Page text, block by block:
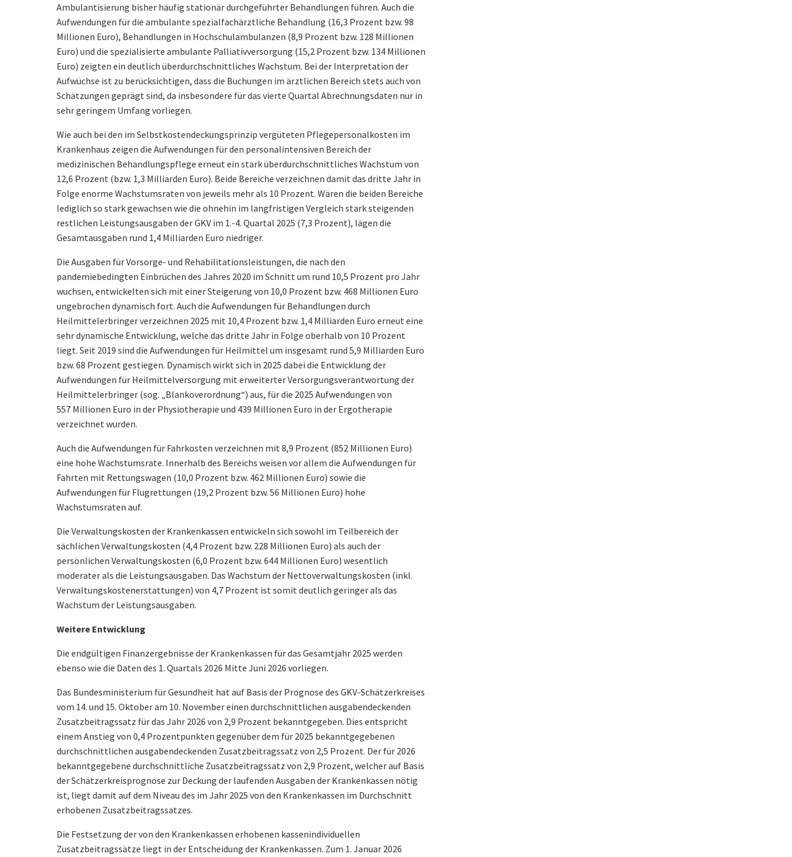
Ambulantisierung bisher häufig stationär durchgeführter Behandlungen führen. Auch die
Aufwendungen für die ambulante spezialfachärztliche Behandlung (16,3 Prozent bzw. 98
Millionen Euro), Behandlungen in Hochschulambulanzen (8,9 Prozent bzw. 128 Millionen
Euro) und die spezialisierte ambulante Palliativversorgung (15,2 Prozent bzw. 134 Millionen
Euro) zeigten ein deutlich überdurchschnittliches Wachstum. Bei der Interpretation der
Aufwüchse ist zu berücksichtigen, dass die Buchungen im ärztlichen Bereich stets auch von
Schätzungen geprägt sind, da insbesondere für das vierte Quartal Abrechnungsdaten nur in
sehr geringem Umfang vorliegen.
Wie auch bei den im Selbstkostendeckungsprinzip vergüteten Pflegepersonalkosten im
Krankenhaus zeigen die Aufwendungen für den personalintensiven Bereich der
medizinischen Behandlungspflege erneut ein stark überdurchschnittliches Wachstum von
12,6 Prozent (bzw. 1,3 Milliarden Euro). Beide Bereiche verzeichnen damit das dritte Jahr in
Folge enorme Wachstumsraten von jeweils mehr als 10 Prozent. Wären die beiden Bereiche
lediglich so stark gewachsen wie die ohnehin im langfristigen Vergleich stark steigenden
restlichen Leistungsausgaben der GKV im 1.-4. Quartal 2025 (7,3 Prozent), lägen die
Gesamtausgaben rund 1,4 Milliarden Euro niedriger.
Die Ausgaben für Vorsorge- und Rehabilitationsleistungen, die nach den
pandemiebedingten Einbrüchen des Jahres 2020 im Schnitt um rund 10,5 Prozent pro Jahr
wuchsen, entwickelten sich mit einer Steigerung von 10,0 Prozent bzw. 468 Millionen Euro
ungebrochen dynamisch fort. Auch die Aufwendungen für Behandlungen durch
Heilmittelerbringer verzeichnen 2025 mit 10,4 Prozent bzw. 1,4 Milliarden Euro erneut eine
sehr dynamische Entwicklung, welche das dritte Jahr in Folge oberhalb von 10 Prozent
liegt. Seit 2019 sind die Aufwendungen für Heilmittel um insgesamt rund 5,9 Milliarden Euro
bzw. 68 Prozent gestiegen. Dynamisch wirkt sich in 2025 dabei die Entwicklung der
Aufwendungen für Heilmittelversorgung mit erweiterter Versorgungsverantwortung der
Heilmittelerbringer (sog. „Blankoverordnung“) aus, für die 2025 Aufwendungen von
557 Millionen Euro in der Physiotherapie und 439 Millionen Euro in der Ergotherapie
verzeichnet wurden.
Auch die Aufwendungen für Fahrkosten verzeichnen mit 8,9 Prozent (852 Millionen Euro)
eine hohe Wachstumsrate. Innerhalb des Bereichs weisen vor allem die Aufwendungen für
Fahrten mit Rettungswagen (10,0 Prozent bzw. 462 Millionen Euro) sowie die
Aufwendungen für Flugrettungen (19,2 Prozent bzw. 56 Millionen Euro) hohe
Wachstumsraten auf.
Die Verwaltungskosten der Krankenkassen entwickeln sich sowohl im Teilbereich der
sächlichen Verwaltungskosten (4,4 Prozent bzw. 228 Millionen Euro) als auch der
persönlichen Verwaltungskosten (6,0 Prozent bzw. 644 Millionen Euro) wesentlich
moderater als die Leistungsausgaben. Das Wachstum der Nettoverwaltungskosten (inkl.
Verwaltungskostenerstattungen) von 4,7 Prozent ist somit deutlich geringer als das
Wachstum der Leistungsausgaben.
Weitere Entwicklung
Die endgültigen Finanzergebnisse der Krankenkassen für das Gesamtjahr 2025 werden
ebenso wie die Daten des 1. Quartals 2026 Mitte Juni 2026 vorliegen.
Das Bundesministerium für Gesundheit hat auf Basis der Prognose des GKV-Schätzerkreises
vom 14. und 15. Oktober am 10. November einen durchschnittlichen ausgabendeckenden
Zusatzbeitragssatz für das Jahr 2026 von 2,9 Prozent bekanntgegeben. Dies entspricht
einem Anstieg von 0,4 Prozentpunkten gegenüber dem für 2025 bekanntgegebenen
durchschnittlichen ausgabendeckenden Zusatzbeitragssatz von 2,5 Prozent. Der für 2026
bekanntgegebene durchschnittliche Zusatzbeitragssatz von 2,9 Prozent, welcher auf Basis
der Schätzerkreisprognose zur Deckung der laufenden Ausgaben der Krankenkassen nötig
ist, liegt damit auf dem Niveau des im Jahr 2025 von den Krankenkassen im Durchschnitt
erhobenen Zusatzbeitragssatzes.
Die Festsetzung der von den Krankenkassen erhobenen kassenindividuellen
Zusatzbeitragssätze liegt in der Entscheidung der Krankenkassen. Zum 1. Januar 2026